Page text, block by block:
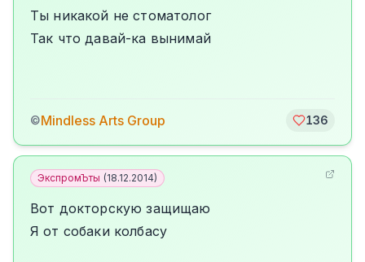
Ты никакой не стоматолог
Так что давай-ка вынимай
©Mindless Arts Group 136
ЭкспромЪты (18.12.2014)
Вот докторскую защищаю
Я от собаки колбасу